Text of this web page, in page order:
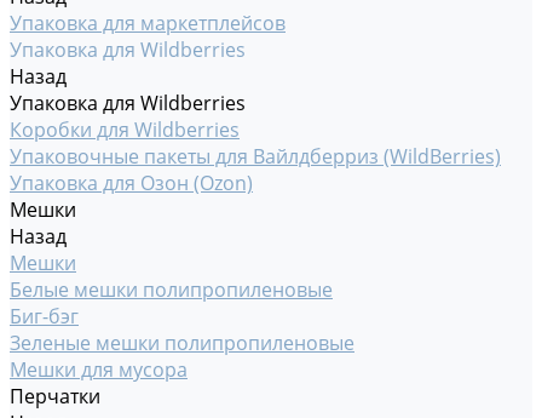
Упаковка для маркетплейсов
Упаковка для Wildberries
Назад
Упаковка для Wildberries
Коробки для Wildberries
Упаковочные пакеты для Вайлдберриз (WildBerries)
Упаковка для Озон (Ozon)
Мешки
Назад
Мешки
Белые мешки полипропиленовые
Биг-бэг
Зеленые мешки полипропиленовые
Мешки для мусора
Перчатки